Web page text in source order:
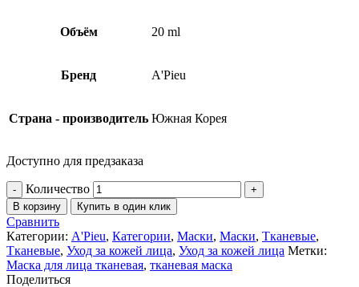
Объём 20 ml
Бренд A'Pieu
Страна - производитель Южная Корея
Доступно для предзаказа
Количество
В корзину Купить в один клик
Сравнить
Категории: A'Pieu, Категории, Маски, Маски, Тканевые,
Тканевые, Уход за кожей лица, Уход за кожей лица Метки:
Маска для лица тканевая, тканевая маска
Поделиться